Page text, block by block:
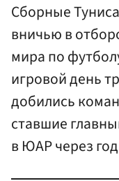
Сборные
вничью в
мира по
игровой день
добились
ставшие
в ЮАР через